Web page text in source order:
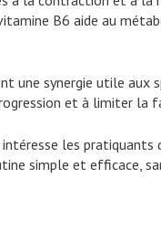
B6 aide au
une synergie utile aux
et à limiter la
les pratiquants
simple et efficace,